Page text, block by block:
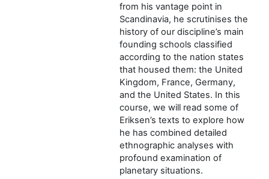
from his vantage point in
Scandinavia, he scrutinises the
history of our discipline’s main
founding schools classified
according to the nation states
that housed them: the United
Kingdom, France, Germany,
and the United States. In this
course, we will read some of
Eriksen’s texts to explore how
he has combined detailed
ethnographic analyses with
profound examination of
planetary situations.